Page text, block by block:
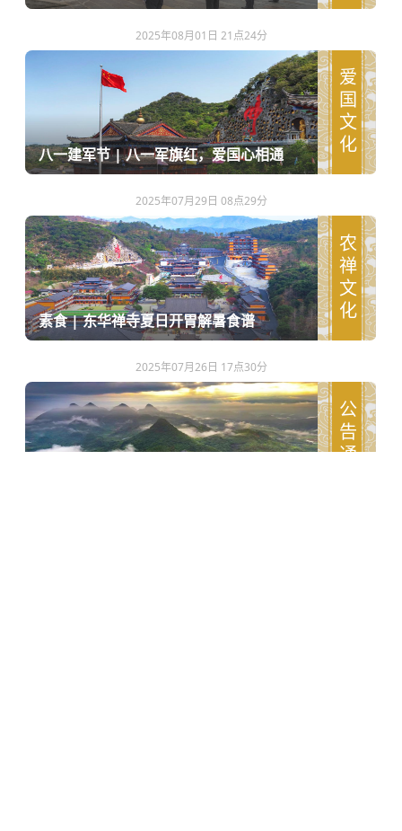
2025年08月01日 21点24分
八一建军节 | 八一军旗红，爱国心相通 爱国文化
2025年07月29日 08点29分
素食 | 东华禅寺夏日开胃解暑食谱 农禅文化
2025年07月26日 17点30分
公告通知